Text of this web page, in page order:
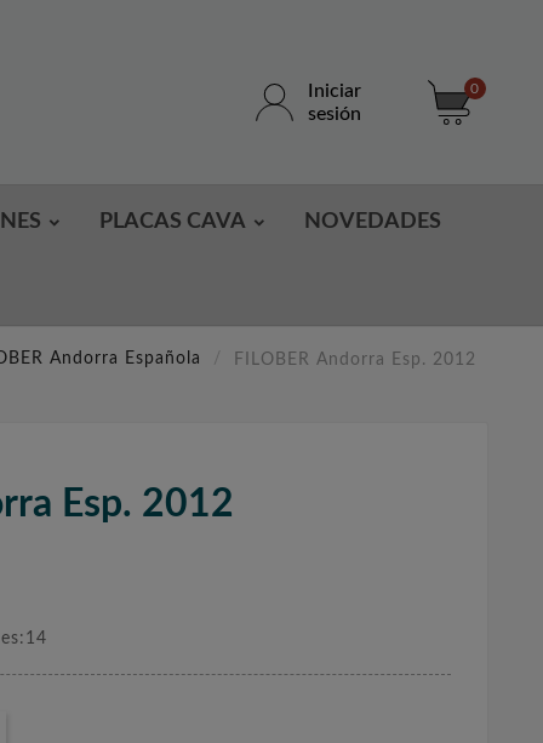
Iniciar
sesión
0
PLACAS CAVA NOVEDADES
Andorra Española
FILOBER Andorra Esp. 2012
Esp. 2012